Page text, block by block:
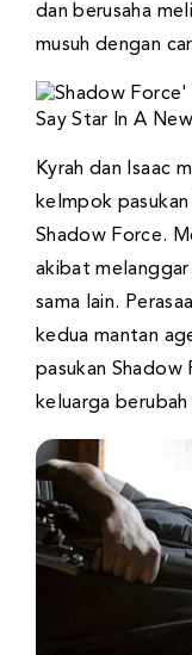
dan berusaha
musuh dengan
Kyrah dan Isaac
kelmpok
Shadow Force.
akibat melanggar
sama lain.
kedua mantan
pasukan Shadow
keluarga